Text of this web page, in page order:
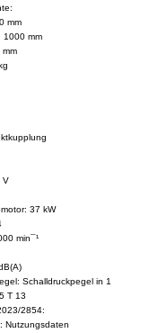
mm
1000 mm
mm
V
37 kW
min¯¹
Schalldruckpegel in 1
T 13
2854:
Nutzungsdaten